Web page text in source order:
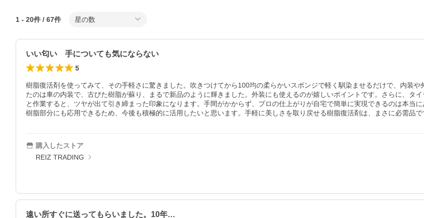
1 - 20件 / 67件 星の数
いい匂い 手についても気にならない
5
樹脂復活剤を使ってみて、その手軽さに驚きました。吹きつけてから100均の柔らかいスポンジで軽く馴染ませるだけで、内装
たのは車の内装で、古びた樹脂が蘇り、まるで新品のように輝きました。外装にも使えるのが嬉しいポイントです。さらに、タ
と作業すると、ツヤが出て引き締まった印象になります。手間がかからず、プロの仕上がりが自宅で簡単に実現できるのは本当
樹脂部分にも応用できるため、今後も積極的に活用したいと思います。手軽に美しさを取り戻せる樹脂復活剤は、まさに必需品で
購入したストア
REIZ TRADING
遠い所すぐに送ってもらいました。10年…